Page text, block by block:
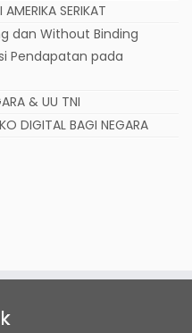
SERIKAT
dan Without Binding
Pendapatan pada
& UU TNI
DIGITAL BAGI NEGARA